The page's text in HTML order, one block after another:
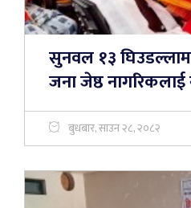
सुनवल १३
जना जेष्ठ
बुधबार, साउन २८, २०८२